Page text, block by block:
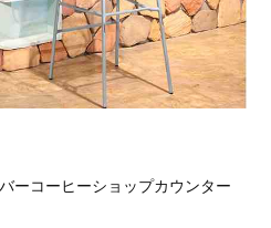
ーコーヒーショップカウンター